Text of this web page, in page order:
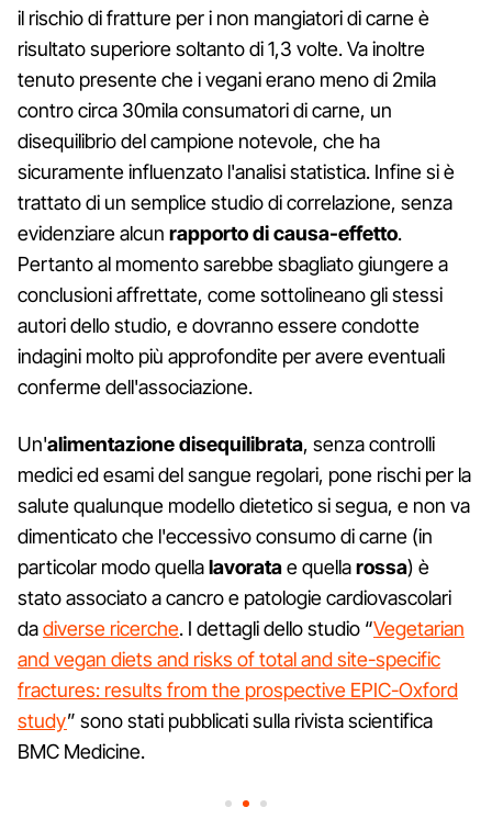
il rischio di fratture per i non mangiatori di carne è
risultato superiore soltanto di 1,3 volte. Va inoltre
tenuto presente che i vegani erano meno di 2mila
contro circa 30mila consumatori di carne, un
disequilibrio del campione notevole, che ha
sicuramente influenzato l'analisi statistica. Infine si è
trattato di un semplice studio di correlazione, senza
evidenziare alcun rapporto di causa-effetto.
Pertanto al momento sarebbe sbagliato giungere a
conclusioni affrettate, come sottolineano gli stessi
autori dello studio, e dovranno essere condotte
indagini molto più approfondite per avere eventuali
conferme dell'associazione.
Un'alimentazione disequilibrata, senza controlli
medici ed esami del sangue regolari, pone rischi per la
salute qualunque modello dietetico si segua, e non va
dimenticato che l'eccessivo consumo di carne (in
particolar modo quellalavoratae quellarossa) è
stato associato a cancro e patologie cardiovascolari
dadiverse ricerche. I dettagli dello studio “Vegetarian
and vegan diets and risks of total and site-specific
fractures: results from the prospective EPIC-Oxford
study” sono stati pubblicati sulla rivista scientifica
BMC Medicine.